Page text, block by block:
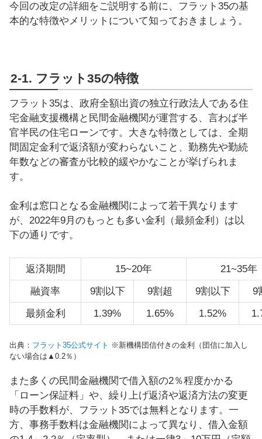
今回の改定の詳細をご説明する前に、フラット35の基
本的な特徴やメリットについて知っておきましょう。
2-1. フラット35の特徴
フラット35は、政府全額出資の独立行政法人である住
宅金融支援機構と民間金融機関が運営する、言わば半
官半民の住宅ローンです。大きな特徴としては、全期
間固定金利で返済額が変わらないこと、勤務先や勤続
年数などの審査が比較的緩やかなことが挙げられま
す。
金利は窓口となる金融機関によって若干異なります
が、2022年9月のもっとも多い金利（最頻金利）は以
下の通りです。
返済期間 15~20年
21~35年
融資率
9割以下 9割超 9割以下
9
最頻金利
1.39% 1.65% 1.52%
出典： フラット35公式サイト ※新機構団信付きの金利（団信に加入し
ない場合は▲0.2％）
また多くの民間金融機関で借入額の2％程度かかる
「ローン保証料」や、繰り上げ返済や返済方法の変更
時の手数料が、フラット35では無料となります。一
方、事務手数料は金融機関によって異なり、借入金額